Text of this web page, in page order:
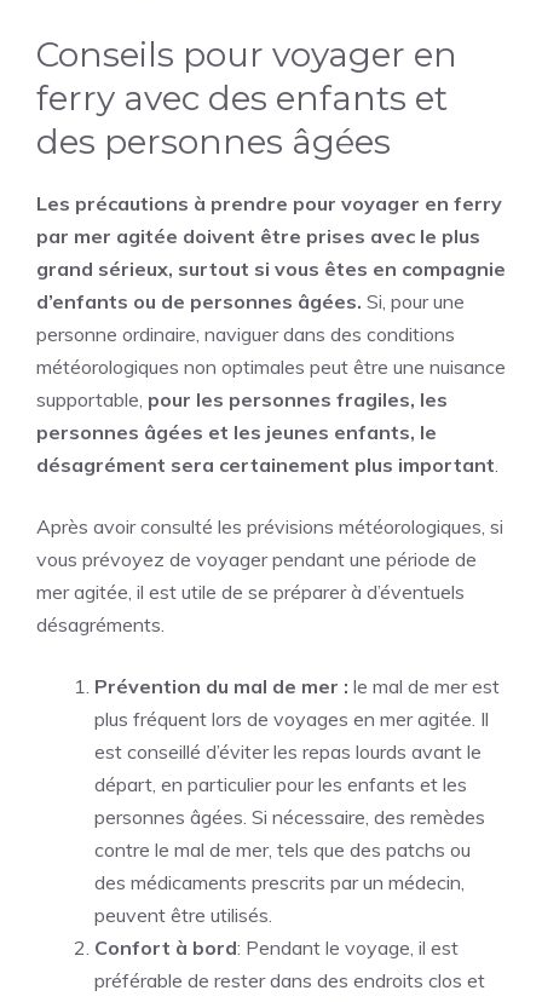
Conseils pour voyager en
ferry avec des enfants et
des personnes âgées
Les précautions à prendre pour voyager en ferry
par mer agitée doivent être prises avec le plus
grand sérieux, surtout si vous êtes en compagnie
d’enfants ou de personnes âgées. Si, pour une
personne ordinaire, naviguer dans des conditions
météorologiques non optimales peut être une nuisance
supportable, pour les personnes fragiles, les
personnes âgées et les jeunes enfants, le
désagrément sera certainement plus important
Après avoir consulté les prévisions météorologiques, si
vous prévoyez de voyager pendant une période de
mer agitée, il est utile de se préparer à d’éventuels
désagréments.
Prévention du mal de mer : le mal de mer est
plus fréquent lors de voyages en mer agitée. Il
est conseillé d’éviter les repas lourds avant le
départ, en particulier pour les enfants et les
personnes âgées. Si nécessaire, des remèdes
contre le mal de mer, tels que des patchs ou
des médicaments prescrits par un médecin,
peuvent être utilisés.
Confort à bord: Pendant le voyage, il est
préférable de rester dans des endroits clos et